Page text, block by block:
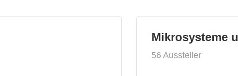
Mikrosysteme
56 Aussteller